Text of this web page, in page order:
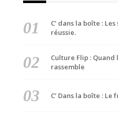
C’ dans la boîte :
réussie.
Culture Flip :
rassemble
C’ Dans la boîte :